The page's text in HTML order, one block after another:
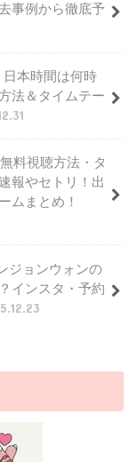
事例から徹底予
日本時間は何時
法＆タイムテー
料視聴方法・タ
報やセトリ！出
ムまとめ！
ジョンウォンの
インスタ・予約